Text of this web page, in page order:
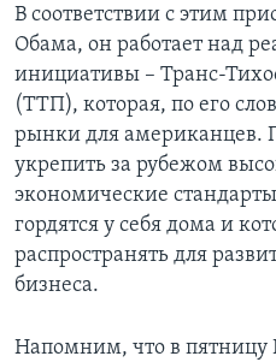
В соответствии с этим
Обама, он работает над
инициативы – Транс-
(ТТП), которая, по его
рынки для американцев.
укрепить за рубежом
экономические
гордятся у себя дома и
распространять для
бизнеса.
Напомним, что в пятницу